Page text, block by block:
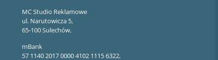
MC Studio Reklamowe
ul. Narutowicza 5,
65-100 Sulechów,
mBank
57 1140 2017 0000 4102 1115 6322,